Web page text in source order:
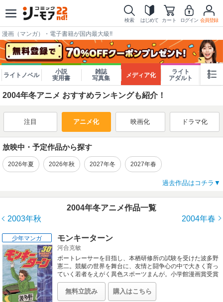
検索 はじめて カート ログイン 会員登録
漫画（マンガ）・電子書籍が国内最大級!!
ライトノベル
小説
実用書
雑誌
写真集
メディア化
ライト
アダルト
2004年冬アニメ おすすめランキングも紹介！
注目 アニメ化 映画化 ドラマ化
放映中・予定作品から探す
2026年夏 2026年秋 2027年冬 2027年春
過去作品はコチラ
2004年冬アニメ作品一覧
2003年秋
2004年春
少年マンガ モンキーターン
河合克敏
ボートレーサーを目指し、本栖研修所の試験を受けた波多野
憲二。競艇の世界を舞台に、友情と闘争心の中で大きく育っ
ていく若者をえがく異色スポーツまんが。小学館漫画賞受賞
作品。
無料立読み 購入はこちら